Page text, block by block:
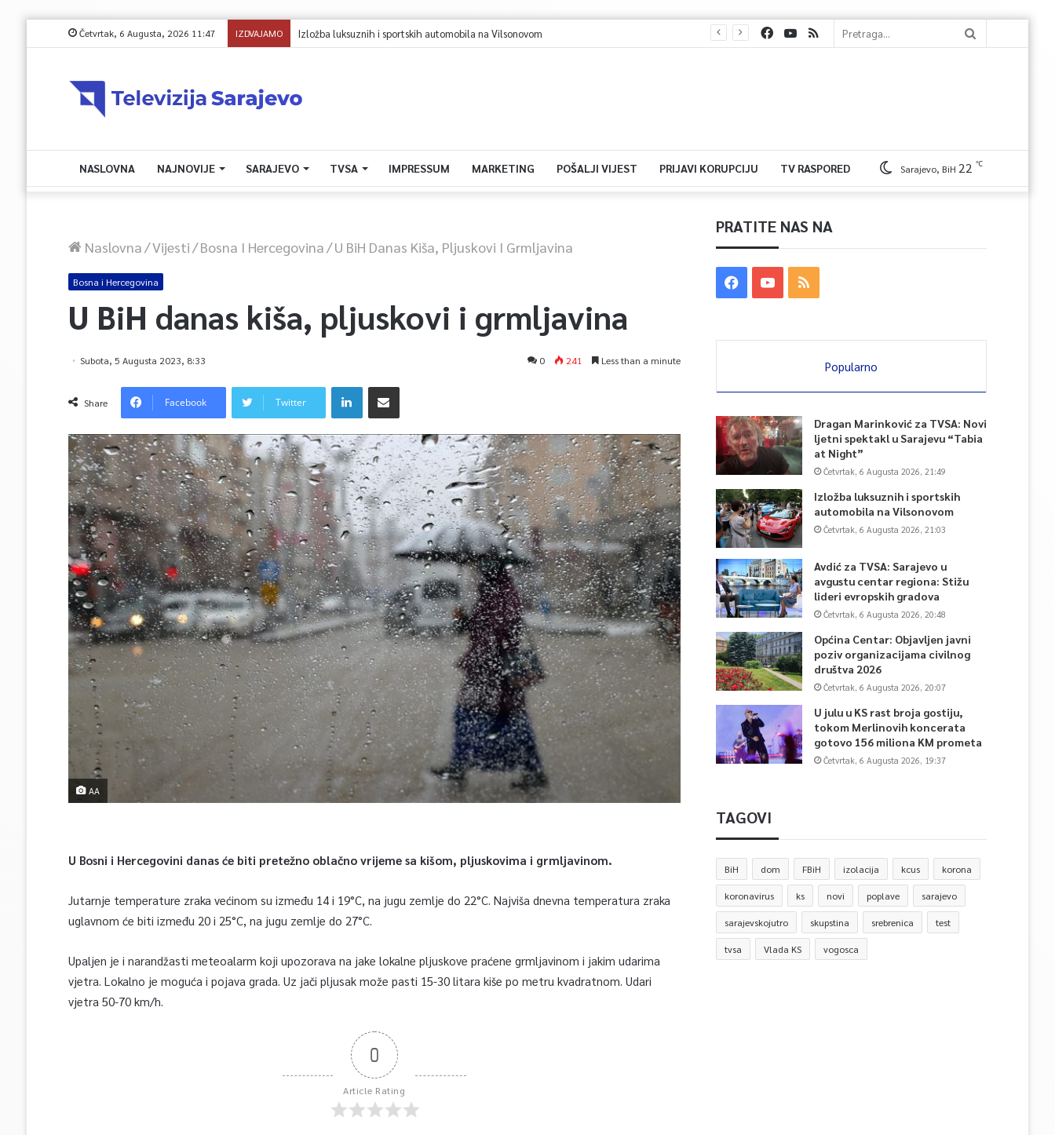
Četvrtak, 6 Augusta, 2026 11:47 IZDVAJAMOIzložba luksuznih i sportskih automobila na Vilsonovom
NASLOVNA NAJNOVIJE SARAJEVO TVSA IMPRESSUM MARKETING POŠALJI VIJEST PRIJAVI KORUPCIJU TV RASPORED Sarajevo, BiH 22 ℃
Naslovna/Vijesti/Bosna I Hercegovina/U BiH Danas Kiša, Pljuskovi I Grmljavina
Bosna i Hercegovina
U BiH danas kiša, pljuskovi i grmljavina
Subota, 5 Augusta 2023, 8:33 0 241 Less than a minute
Share Facebook Twitter
AA
U Bosni i Hercegovini danas će biti pretežno oblačno vrijeme sa kišom, pljuskovima i grmljavinom.
Jutarnje temperature zraka većinom su između 14 i 19°C, na jugu zemlje do 22°C. Najviša dnevna temperatura zraka
uglavnom će biti između 20 i 25°C, na jugu zemlje do 27°C.
Upaljen je i narandžasti meteoalarm koji upozorava na jake lokalne pljuskove praćene grmljavinom i jakim udarima
vjetra. Lokalno je moguća i pojava grada. Uz jači pljusak može pasti 15-30 litara kiše po metru kvadratnom. Udari
vjetra 50-70 km/h.
0
Article Rating
PRATITE NAS NA
Popularno
Dragan Marinković za TVSA: Novi
ljetni spektakl u Sarajevu “Tabia
at Night”
Četvrtak, 6 Augusta 2026, 21:49
Izložba luksuznih i sportskih
automobila na Vilsonovom
Četvrtak, 6 Augusta 2026, 21:03
Avdić za TVSA: Sarajevo u
avgustu centar regiona: Stižu
lideri evropskih gradova
Četvrtak, 6 Augusta 2026, 20:48
Općina Centar: Objavljen javni
poziv organizacijama civilnog
društva 2026
Četvrtak, 6 Augusta 2026, 20:07
U julu u KS rast broja gostiju,
tokom Merlinovih koncerata
gotovo 156 miliona KM prometa
Četvrtak, 6 Augusta 2026, 19:37
TAGOVI
BiH dom FBiH izolacija kcus korona
koronavirus ks novi poplave sarajevo
sarajevskojutro skupstina srebrenica test
tvsa Vlada KS vogosca